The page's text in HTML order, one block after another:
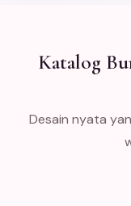
Katalog
Desain nyata